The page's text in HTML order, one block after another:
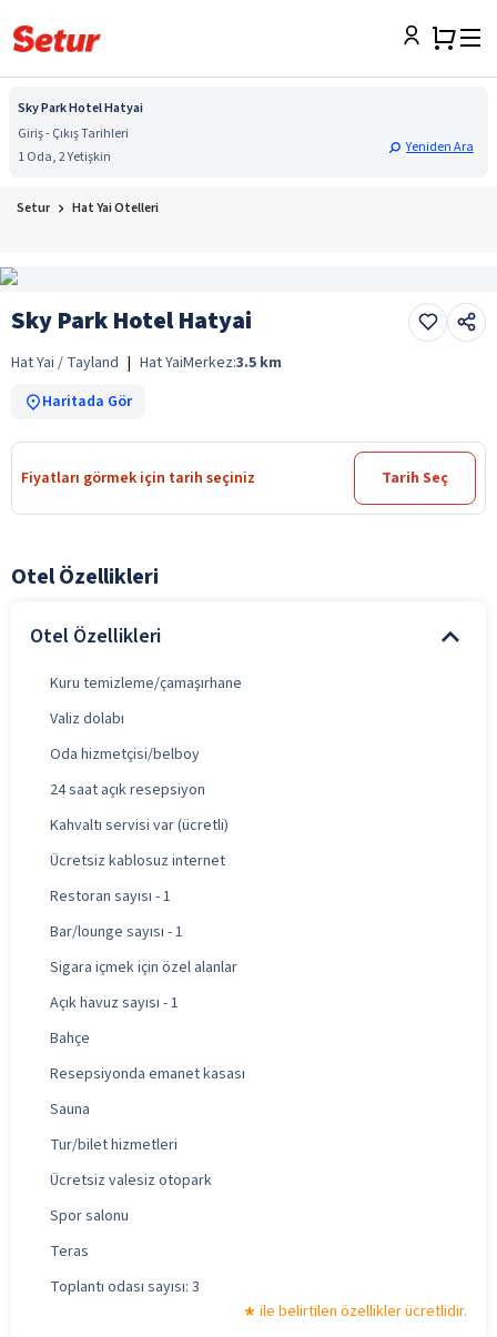
Sky Park Hotel Hatyai
Giriş - Çıkış Tarihleri
1 Oda, 2 Yetişkin
Yeniden Ara
Setur Hat Yai Otelleri
Sky Park Hotel Hatyai
Hat Yai / Tayland | Hat YaiMerkez:3.5 km
Haritada Gör
Fiyatları görmek için tarih seçiniz Tarih Seç
Otel Özellikleri
Otel Özellikleri
Kuru temizleme/çamaşırhane
Valiz dolabı
Oda hizmetçisi/belboy
24 saat açık resepsiyon
Kahvaltı servisi var (ücretli)
Ücretsiz kablosuz internet
Restoran sayısı - 1
Bar/lounge sayısı - 1
Sigara içmek için özel alanlar
Açık havuz sayısı - 1
Bahçe
Resepsiyonda emanet kasası
Sauna
Tur/bilet hizmetleri
Ücretsiz valesiz otopark
Spor salonu
Teras
Toplantı odası sayısı: 3
ile belirtilen özellikler ücretlidir.